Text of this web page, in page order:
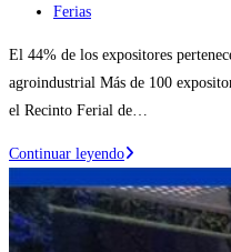
de
entrada:
Categoría
la
entrada:
Ferias
El 44% de los expositores
agroindustrial Más de 100
el Recinto Ferial de…
Continuar leyendoLa
Feria